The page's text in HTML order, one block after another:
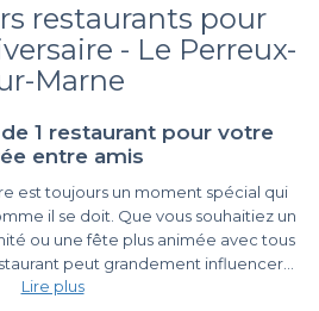
restaurants pour
- Le Perreux-
Marne
1 restaurant pour votre
entre amis
est toujours un moment spécial qui
il se doit. Que vous souhaitiez un
ou une fête plus animée avec tous
peut grandement influencer
À Le Perreux-sur-Marne, nous
Lire plus